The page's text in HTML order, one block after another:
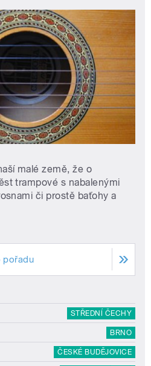
malé země, že o
trampové s nabalenými
či prostě baťohy a
pořadu
STŘEDNÍ ČECHY
BRNO
ČESKÉ BUDĚJOVICE